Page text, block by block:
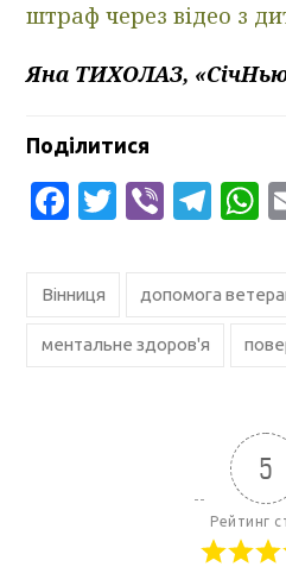
штраф через відео з
Яна ТИХОЛАЗ,
Поділитися
Facebook
Twitter
Viber
Вінниця допомога
ментальне здоров'я
5
Рейтинг